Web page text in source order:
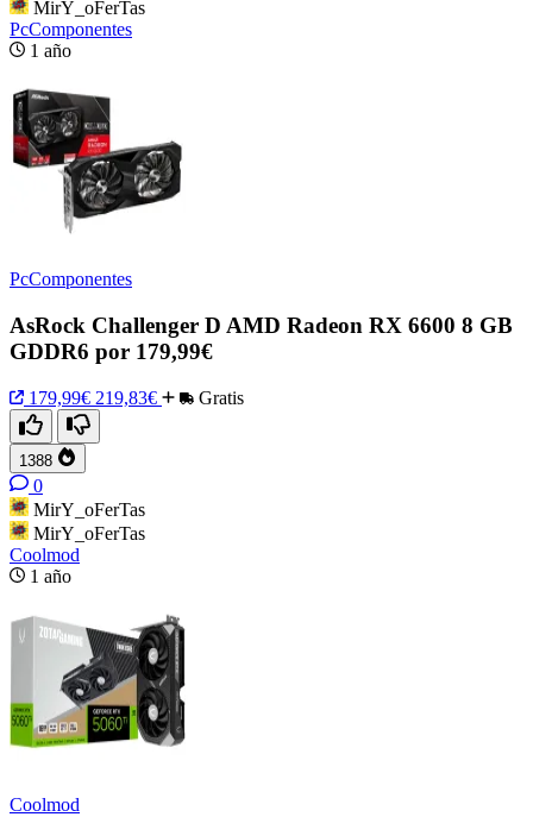
MirY_oFerTas
PcComponentes
1 año
PcComponentes
AsRock Challenger D AMD Radeon RX 6600 8 GB
GDDR6 por 179,99€
179,99€ 219,83€ Gratis
1388
0
MirY_oFerTas
MirY_oFerTas
Coolmod
1 año
Coolmod